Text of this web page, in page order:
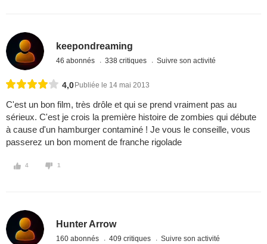
keepondreaming
46 abonnés 338 critiques Suivre son activité
4,0 Publiée le 14 mai 2013
C'est un bon film, très drôle et qui se prend vraiment pas au
sérieux. C'est je crois la première histoire de zombies qui débute
à cause d'un hamburger contaminé ! Je vous le conseille, vous
passerez un bon moment de franche rigolade
4 1
Hunter Arrow
160 abonnés 409 critiques Suivre son activité